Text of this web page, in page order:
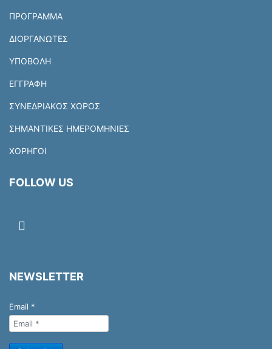
ΠΡΟΓΡΑΜΜΑ
ΔΙΟΡΓΑΝΩΤΕΣ
ΥΠΟΒΟΛΗ
ΕΓΓΡΑΦΗ
ΣΥΝΕΔΡΙΑΚΟΣ ΧΩΡΟΣ
ΣΗΜΑΝΤΙΚΕΣ ΗΜΕΡΟΜΗΝΙΕΣ
ΧΟΡΗΓΟΙ
FOLLOW US
NEWSLETTER
Email *